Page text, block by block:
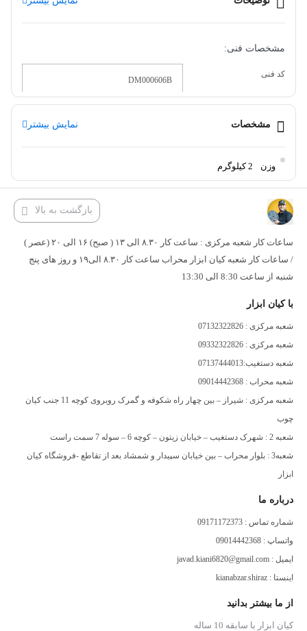
مشخصات فنی:
کد فنی
DM000606B
قطر تیغه (میلی‌متر)
19
سایز شفت (میلی متر)
6
تعداد تیغه
قابلیت تعویض تیغه
ندارد
تیغ مناسب برای دستگاه
نوع کاربرد تیغ
سایر توضیحات
مشخصات نمایش بیشتر
وزن 2 کیلوگرم
بازگشت به بالا
ساعات کار شعبه مرکزی : ساعت کار ۸.۳۰ الی ۱۳ ( صبح) ۱۶ الی ۲۰ (عصر )
/ ساعات کار شعبه کیان ابزار محراب ساعت کار ۸.۳۰ الی۱۹ و روز های پنج
شنبه از ساعت 8:30 الی 13:30
با کیان ابزار
شعبه مرکزی : 07132322826
شعبه مرکزی : 09332322826
شعبه دستغیب:07137444013
شعبه محراب : 09014442368
شعبه مرکزی : شیراز – بین چهار راه شکوفه و گمرک روبروی کوچه 11 جنب کیان
چوب
شعبه 2 : شهرک دستغیب – خیابان زیتون – کوچه 6 – سوله 7 سمت راست
شعبه3 : بلوار محراب – بین خیابان سپیدار و شمشاد بعد از تقاطع -فروشگاه کیان
ابزار
درباره ما
شماره تماس : 09171172373
واتساپ : 09014442368
ایمیل : javad.kiani6820@gmail.com
اینستا : kianabzar.shiraz
از ما بیشتر بدانید
کیان ابزار با سابقه 10 ساله